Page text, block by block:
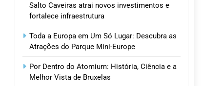
Salto Caveiras atrai novos investimentos e
fortalece infraestrutura
Toda a Europa em Um Só Lugar: Descubra as
Atrações do Parque Mini-Europe
Por Dentro do Atomium: História, Ciência e a
Melhor Vista de Bruxelas